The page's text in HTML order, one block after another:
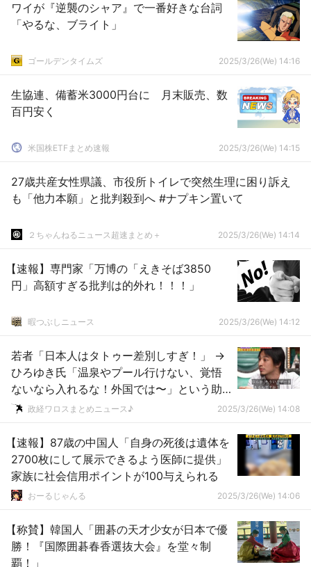
ワイが『逆襲のシャア』で一番好きな台詞
「やるな、ブライト」
ゴールデンタイムズ 2025/3/26(We) 14:16
生協連、備蓄米3000円台に 月末販売、数
百円安く
米国株ETFまとめ速報 2025/3/26(We) 14:15
27歳共産女性県議、市役所トイレで突然生理に困り訴え
も「他力本願」と批判殺到へ #ナプキン置いて
２ちゃんねるニュース超速まとめ＋ 2025/3/26(We) 14:14
【速報】専門家「万博の「えきそば3850
円」高額すぎる批判は的外れ！！！」
暇つぶしニュース 2025/3/26(We) 14:12
若者「日本人はタトゥー差別しすぎ！」 →
ひろゆき氏「温泉やプール行けない、覚悟
ないなら入れるな！外国では〜」という助
言には「ここは日本！」と返せ！」ｗｗｗ
政経ワロスまとめニュース♪ 2025/3/26(We) 14:08
【速報】87歳の中国人「自身の死後は遺体を
2700枚にして展示できるよう医師に提供」
家族に社会信用ポイントが100与えられる
おーるじゃんる 2025/3/26(We) 14:06
【称賛】韓国人「囲碁の天才少女が日本で優
勝！『国際囲碁春香選抜大会』を堂々制
覇！」